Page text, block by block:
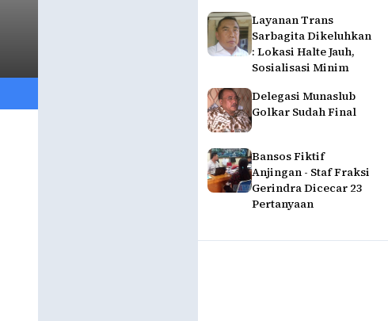
Layanan Trans
Sarbagita Dikeluhkan
: Lokasi Halte Jauh,
Sosialisasi Minim
Delegasi Munaslub
Golkar Sudah Final
Bansos Fiktif
Anjingan - Staf Fraksi
Gerindra Dicecar 23
Pertanyaan